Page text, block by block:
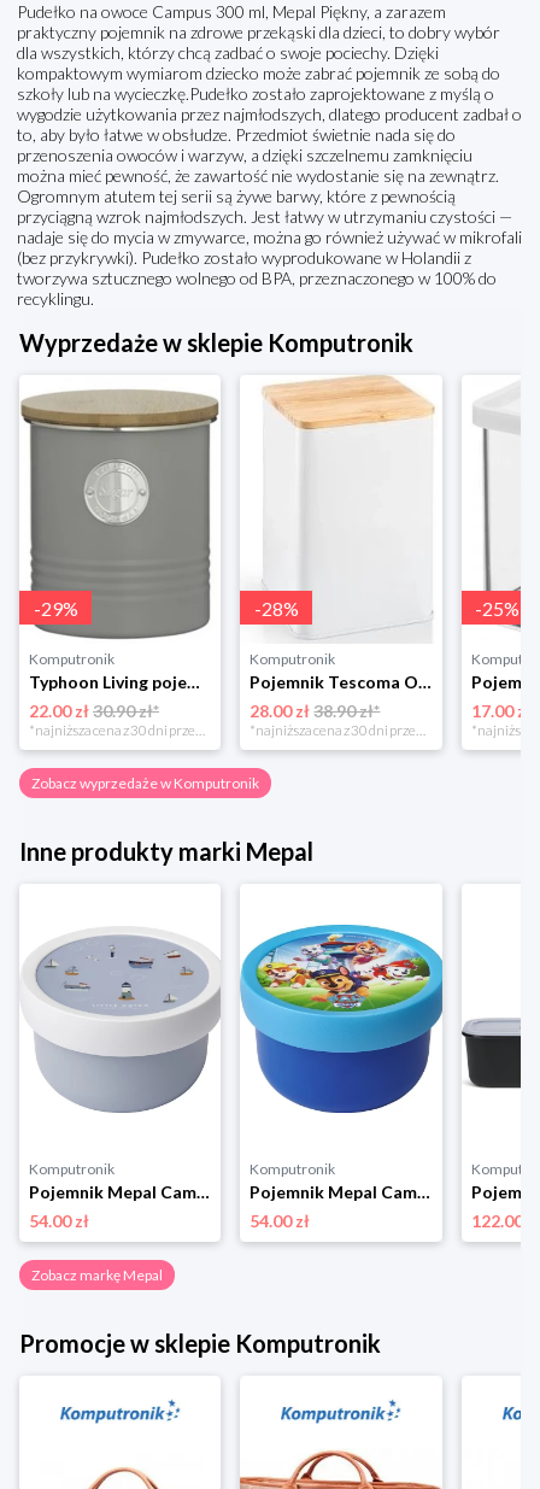
Pudełko na owoce Campus 300 ml, Mepal Piękny, a zarazem
praktyczny pojemnik na zdrowe przekąski dla dzieci, to dobry wybór
dla wszystkich, którzy chcą zadbać o swoje pociechy. Dzięki
kompaktowym wymiarom dziecko może zabrać pojemnik ze sobą do
szkoły lub na wycieczkę.Pudełko zostało zaprojektowane z myślą o
wygodzie użytkowania przez najmłodszych, dlatego producent zadbał o
to, aby było łatwe w obsłudze. Przedmiot świetnie nada się do
przenoszenia owoców i warzyw, a dzięki szczelnemu zamknięciu
można mieć pewność, że zawartość nie wydostanie się na zewnątrz.
Ogromnym atutem tej serii są żywe barwy, które z pewnością
przyciągną wzrok najmłodszych. Jest łatwy w utrzymaniu czystości —
nadaje się do mycia w zmywarce, można go również używać w mikrofali
(bez przykrywki). Pudełko zostało wyprodukowane w Holandii z
tworzywa sztucznego wolnego od BPA, przeznaczonego w 100% do
recyklingu.
Wyprzedaże w sklepie Komputronik
-29%
Komputronik
Typhoon Living pojemnik na cukier szary 1400.733
22.00 zł30.90 zł*
*najniższa cena z 30 dni przed obniżką
-28%
Komputronik
Pojemnik Tescoma Online 14 cm 900839.00 biały
28.00 zł 38.90 zł*
*najniższa cena z 30 dni przed obniżką
-25%
17.00 zł
Zobacz wyprzedaże w Komputronik
Inne produkty marki Mepal
Komputronik
Pojemnik Mepal Campus Fruit Box Sailors Bay 300 ml 107430065244 niebieski
54.00 zł
Komputronik
Pojemnik Mepal Campus Fruit BoxPaw Patrol Pups 300 ml 107430065400 niebieski
54.00 zł
122.00 zł
Zobacz markę Mepal
Promocje w sklepie Komputronik